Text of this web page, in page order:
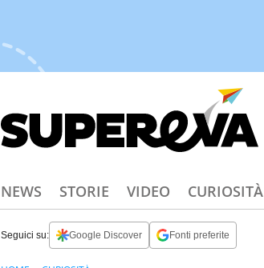
NEWS STORIE VIDEO CURIOSITÀ
Seguici su: Google Discover Fonti preferite